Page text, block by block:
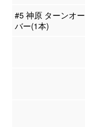
#5 神原 ターンオー
バー(1本)